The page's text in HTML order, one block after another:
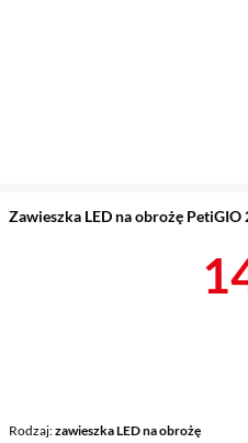
Zawieszka LED na obrożę
Rodzaj zawieszka LED na obrożę